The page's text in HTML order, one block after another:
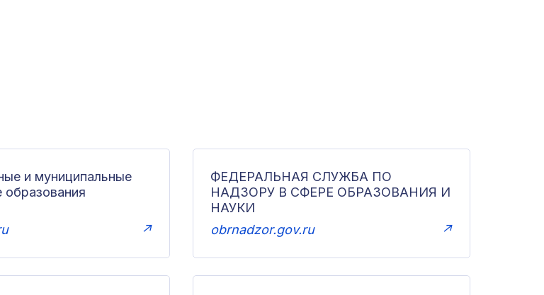
и муниципальные
образования
↗
ФЕДЕРАЛЬНАЯ СЛУЖБА ПО
НАДЗОРУ В СФЕРЕ ОБРАЗОВАНИЯ И
НАУКИ
obrnadzor.gov.ru
↗